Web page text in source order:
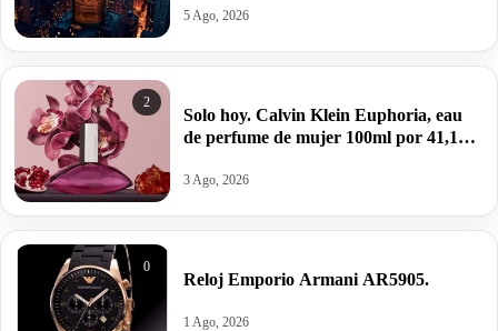
5 Ago, 2026
2
Solo hoy. Calvin Klein Euphoria, eau
de perfume de mujer 100ml por 41,12€
3 Ago, 2026
0
Reloj Emporio Armani AR5905.
1 Ago, 2026